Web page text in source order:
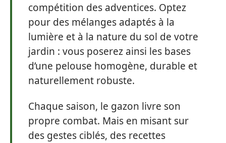
compétition des adventices. Optez
pour des mélanges adaptés à la
lumière et à la nature du sol de votre
jardin : vous poserez ainsi les bases
d’une pelouse homogène, durable et
naturellement robuste.
Chaque saison, le gazon livre son
propre combat. Mais en misant sur
des gestes ciblés, des recettes